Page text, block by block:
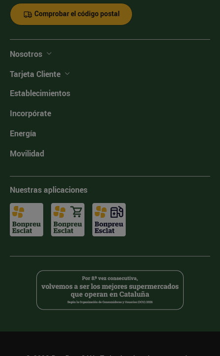
Comprobar el código postal
Nosotros
Tarjeta Cliente
Establecimientos
Incorpórate
Energía
Movilidad
Nuestras aplicaciones